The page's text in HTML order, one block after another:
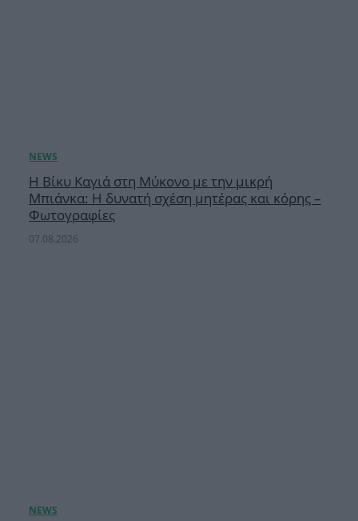
Η Βίκυ Καγιά στη Μύκονο με την μικρή
Μπιάνκα: Η δυνατή σχέση μητέρας και κόρης –
Φωτογραφίες
07.08.2026